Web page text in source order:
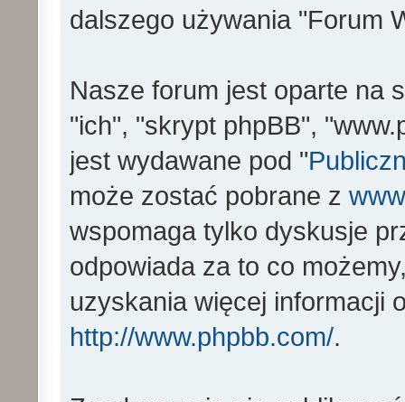
dalszego używania "Forum
Nasze forum jest oparte na
"ich", "skrypt phpBB",
jest wydawane pod "
może zostać pobrane z
wspomaga tylko dyskusje
odpowiada za to co
uzyskania więcej informacji
http://www.phpbb.com/.